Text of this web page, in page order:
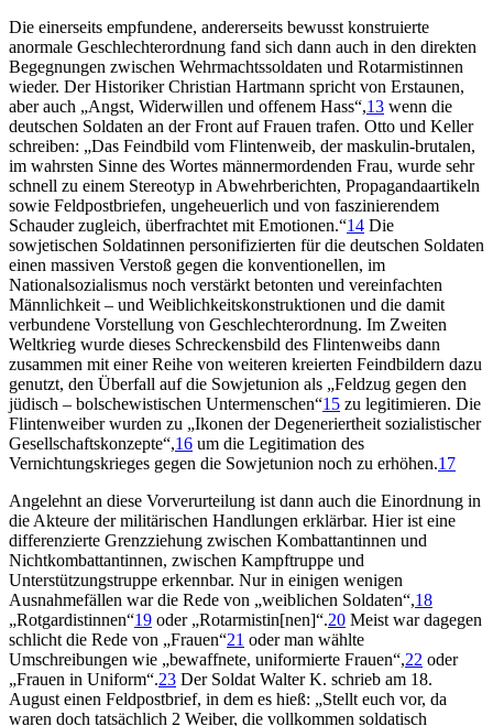
Die einerseits empfundene, andererseits bewusst konstruierte
anormale Geschlechterordnung fand sich dann auch in den direkten
Begegnungen zwischen Wehrmachtssoldaten und Rotarmistinnen
wieder. Der Historiker Christian Hartmann spricht von Erstaunen,
aber auch „Angst, Widerwillen und offenem Hass“,13 wenn die
deutschen Soldaten an der Front auf Frauen trafen. Otto und Keller
schreiben: „Das Feindbild vom Flintenweib, der maskulin-brutalen,
im wahrsten Sinne des Wortes männermordenden Frau, wurde sehr
schnell zu einem Stereotyp in Abwehrberichten, Propagandaartikeln
sowie Feldpostbriefen, ungeheuerlich und von faszinierendem
Schauder zugleich, überfrachtet mit Emotionen.“14 Die
sowjetischen Soldatinnen personifizierten für die deutschen Soldaten
einen massiven Verstoß gegen die konventionellen, im
Nationalsozialismus noch verstärkt betonten und vereinfachten
Männlichkeit – und Weiblichkeitskonstruktionen und die damit
verbundene Vorstellung von Geschlechterordnung. Im Zweiten
Weltkrieg wurde dieses Schreckensbild des Flintenweibs dann
zusammen mit einer Reihe von weiteren kreierten Feindbildern dazu
genutzt, den Überfall auf die Sowjetunion als „Feldzug gegen den
jüdisch – bolschewistischen Untermenschen“15 zu legitimieren. Die
Flintenweiber wurden zu „Ikonen der Degeneriertheit sozialistischer
Gesellschaftskonzepte“,16 um die Legitimation des
Vernichtungskrieges gegen die Sowjetunion noch zu erhöhen.17
Angelehnt an diese Vorverurteilung ist dann auch die Einordnung in
die Akteure der militärischen Handlungen erklärbar. Hier ist eine
differenzierte Grenzziehung zwischen Kombattantinnen und
Nichtkombattantinnen, zwischen Kampftruppe und
Unterstützungstruppe erkennbar. Nur in einigen wenigen
Ausnahmefällen war die Rede von „weiblichen Soldaten“,18
„Rotgardistinnen“19 oder „Rotarmistin[nen]“.20 Meist war dagegen
schlicht die Rede von „Frauen“21 oder man wählte
Umschreibungen wie „bewaffnete, uniformierte Frauen“,22 oder
„Frauen in Uniform“.23 Der Soldat Walter K. schrieb am 18.
August einen Feldpostbrief, in dem es hieß: „Stellt euch vor, da
waren doch tatsächlich 2 Weiber, die vollkommen soldatisch